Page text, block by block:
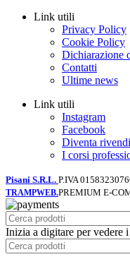
Link utili
Privacy Policy
Cookie Policy
Dichiarazione
Contatti
Ultime news
Link utili
Instagram
Facebook
Diventa
I corsi
Pisani S.R.L. P.IVA
TRAMPWEB.PREMIUM E-
Inizia a digitare per vedere